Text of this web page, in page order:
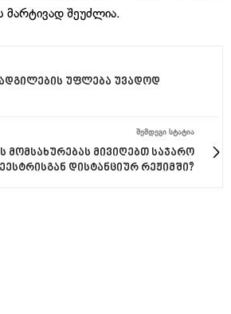
მარტივად შეუძლია.
უფლება უვადოდ
ᲨᲔᲛᲓᲔᲒᲘ ᲡᲢᲐᲢᲘᲐ
მომსახურებას მივიღებთ საჯარო
დისტანციურ რეჟიმში?